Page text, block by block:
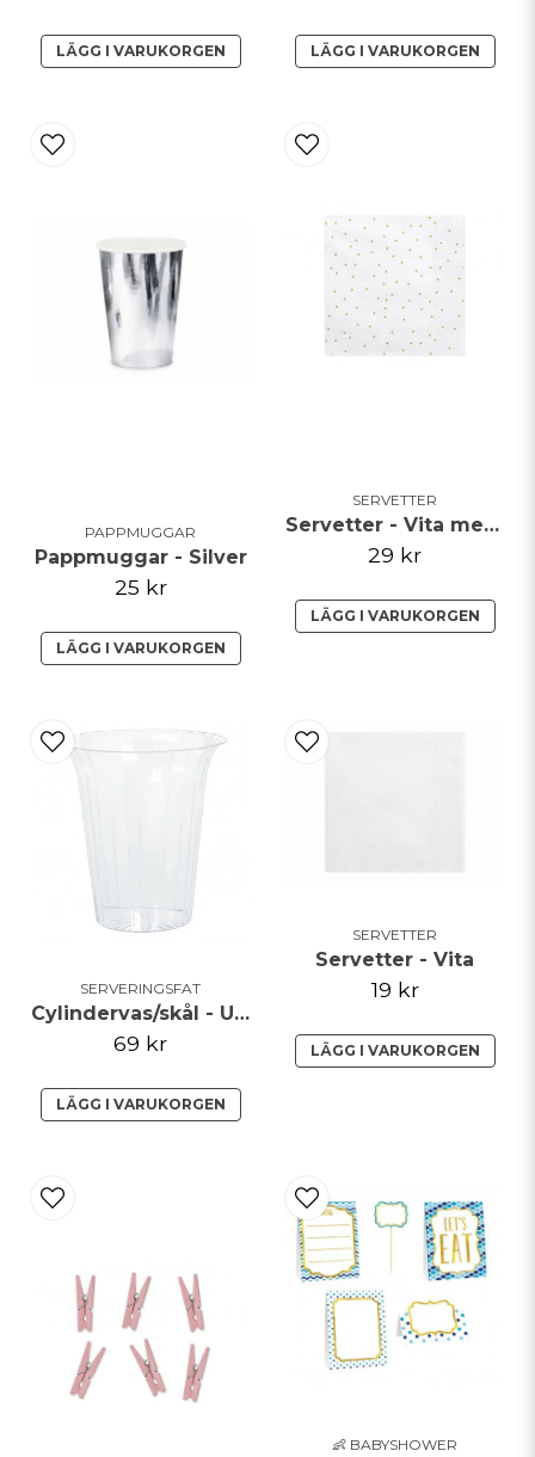
LÄGG I VARUKORGEN LÄGG I VARUKORGEN
PAPPMUGGAR
Pappmuggar - Silver
25 kr
LÄGG I VARUKORGEN
SERVETTER
Servetter - Vita med guldprickar - 20pack
29 kr
LÄGG I VARUKORGEN
SERVERINGSFAT
Cylindervas/skål - Utsvängd - Clear - Stor
69 kr
LÄGG I VARUKORGEN
SERVETTER
Servetter - Vita
19 kr
LÄGG I VARUKORGEN
👶 BABYSHOWER